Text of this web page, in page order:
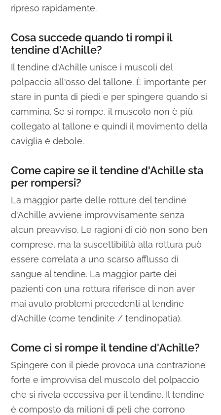
ripreso rapidamente.
Cosa succede quando ti rompi il
tendine d'Achille?
Il tendine d'Achille unisce i muscoli del
polpaccio all'osso del tallone. È importante per
stare in punta di piedi e per spingere quando si
cammina. Se si rompe, il muscolo non è più
collegato al tallone e quindi il movimento della
caviglia è debole.
Come capire se il tendine d'Achille sta
per rompersi?
La maggior parte delle rotture del tendine
d'Achille avviene improvvisamente senza
alcun preavviso. Le ragioni di ciò non sono ben
comprese, ma la suscettibilità alla rottura può
essere correlata a uno scarso afflusso di
sangue al tendine. La maggior parte dei
pazienti con una rottura riferisce di non aver
mai avuto problemi precedenti al tendine
d'Achille (come tendinite / tendinopatia).
Come ci si rompe il tendine d'Achille?
Spingere con il piede provoca una contrazione
forte e improvvisa del muscolo del polpaccio
che si rivela eccessiva per il tendine. Il tendine
è composto da milioni di peli che corrono